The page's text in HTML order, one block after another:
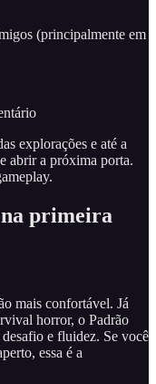
(principalmente em
explorações e até a
abrir a próxima porta.
primeira
mais confortável. Já
horror, o Padrão
e fluidez. Se você
essa é a